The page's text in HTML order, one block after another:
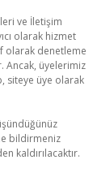
ve İletişim
olarak hizmet
olarak denetleme
Ancak, üyelerimiz
siteye üye olarak
bildirmeniz
kaldırılacaktır.